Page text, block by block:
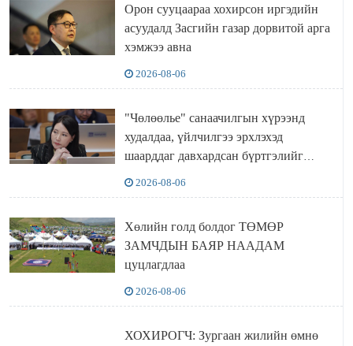
Орон сууцаараа хохирсон иргэдийн
асуудалд Засгийн газар дорвитой арга
хэмжээ авна
2026-08-06
"Чөлөөлье" санаачилгын хүрээнд
худалдаа, үйлчилгээ эрхлэхэд
шаарддаг давхардсан бүртгэлийг
2026-08-06
Хөлийн голд болдог ТӨМӨР
ЗАМЧДЫН БАЯР НААДАМ
цуцлагдлаа
2026-08-06
ХОХИРОГЧ: Зургаан жилийн өмнө